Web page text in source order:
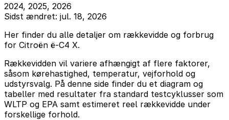
2024, 2025, 2026
Sidst ændret: jul. 18, 2026
Her finder du alle detaljer om rækkevidde og forbrug
for Citroën ë-C4 X.
Rækkevidden vil variere afhængigt af flere faktorer,
såsom kørehastighed, temperatur, vejforhold og
udstyrsvalg. På denne side finder du et diagram og
tabeller med resultater fra standard testcyklusser som
WLTP og EPA samt estimeret reel rækkevidde under
forskellige forhold.